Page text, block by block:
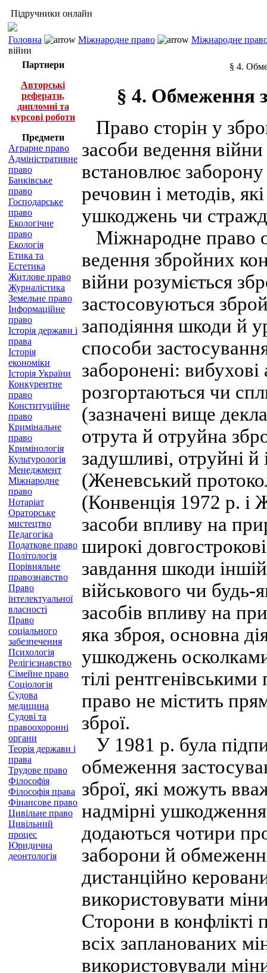
Підручники онлайн
Головна Міжнародне право
Міжнародне
війни
Партнери
Авторські
реферати,
дипломні та
курсові роботи
Предмети
Аграрне право
Адміністративне
право
Банківське
право
Господарське
право
Екологічне
право
Екологія
Етика та
Естетика
Житлове право
Журналістика
Земельне право
Інформаційне
право
Історія держави і
права
Історія
економіки
Історія України
Конкурентне
право
Конституційне
право
Кримінальне
право
Кримінологія
Культурологія
Менеджмент
Міжнародне
право
Нотаріат
Ораторське
мистецтво
Педагогіка
Податкове право
Політологія
Порівняльне
правознавство
Право
інтелектуальної
власності
Право
соціального
забезпечення
Психологія
Релігієзнавство
Сімейне право
Соціологія
Судова
медицина
Судові та
правоохоронні
органи
Теорія держави і
права
Трудове право
Філософія
Філософія права
Фінансове право
Цивільне право
Цивільний
процес
Юридична
деонтологія
§ 4.
§ 4. Обмеження
Право сторін у
засоби ведення
встановлює заборону
речовин і методів,
ушкоджень чи
Міжнародне право
ведення збройних
війни розуміється
застосовуються
заподіяння шкоди й
способи
заборонені: вибухові
розгортаються чи
(зазначені вище
отрута й отруйна
задушливі, отруйні й
(Женевський
(Конвенція 1972 р. і
засоби впливу на
широкі
завдання шкоди
військового чи
засобів впливу на
яка зброя, основна
ушкоджень
тілі
право не містить
зброї.
У 1981 р. була
обмеження
зброї, які можуть
надмірні
додаються чотири
заборони й
дистанційно
використовувати
Сторони в конфлікті
всіх запланованих
використовували